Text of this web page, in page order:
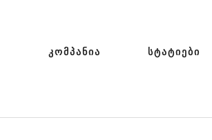
ᲙᲝᲛᲞᲐᲜᲘᲐ ᲡᲢᲐᲢᲘᲔᲑᲘ